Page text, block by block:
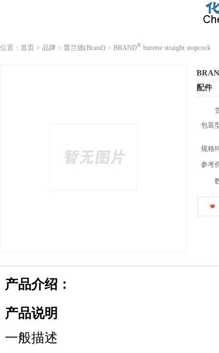
位置： 首页 > 品牌 > 普兰德(Brand) > BRAND® burette straight stopcock
配件
包装
规格
参考
产品介绍：
产品说明
一般描述